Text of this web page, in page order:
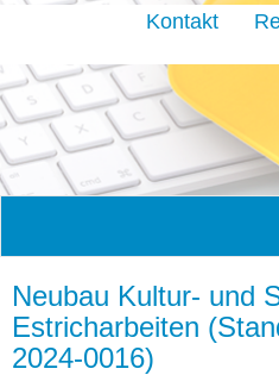
Kontakt
Neubau Kultur- und
Estricharbeiten
2024-0016)